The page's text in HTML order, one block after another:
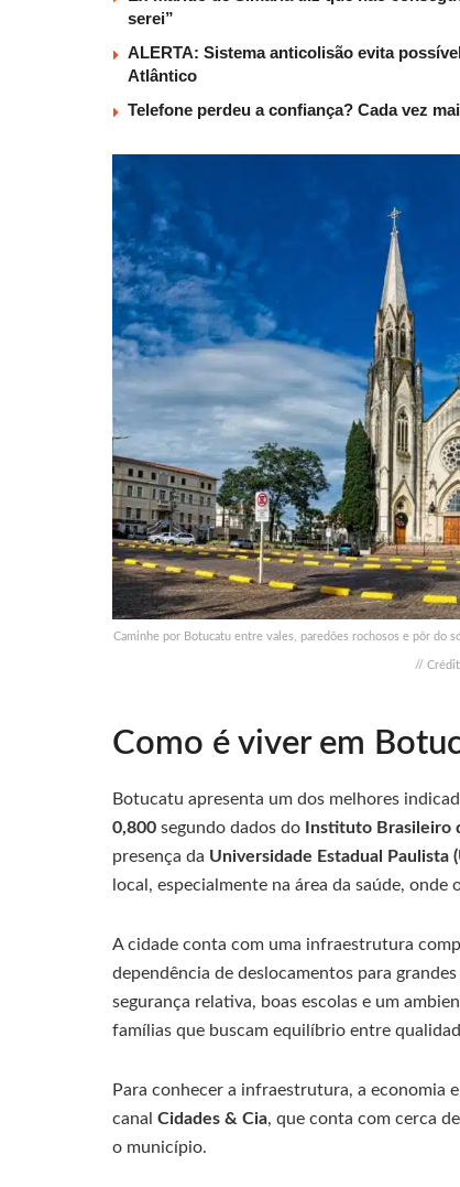
serei”
ALERTA: Sistema anticolisão evita
Atlântico
Telefone perdeu a confiança? Cada vez
Caminhe por Botucatu entre vales, paredões rochosos e pôr do
//
Como é viver em
Botucatu apresenta um dos melhores
0,800 segundo dados do Instituto Brasileiro
presença da Universidade Estadual Paulista
local, especialmente na área da saúde,
A cidade conta com uma infraestrutura
dependência de deslocamentos para
segurança relativa, boas escolas e um
famílias que buscam equilíbrio entre
Para conhecer a infraestrutura, a economia
canal Cidades & Cia, que conta com cerca
o município.